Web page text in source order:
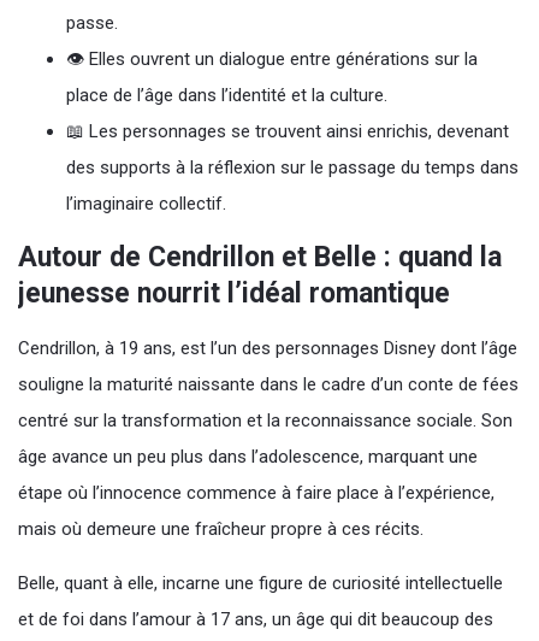
passe.
👁️ Elles ouvrent un dialogue entre générations sur la
place de l’âge dans l’identité et la culture.
📖 Les personnages se trouvent ainsi enrichis, devenant
des supports à la réflexion sur le passage du temps dans
l’imaginaire collectif.
Autour de Cendrillon et Belle : quand la
jeunesse nourrit l’idéal romantique
Cendrillon, à 19 ans, est l’un des personnages Disney dont l’âge
souligne la maturité naissante dans le cadre d’un conte de fées
centré sur la transformation et la reconnaissance sociale. Son
âge avance un peu plus dans l’adolescence, marquant une
étape où l’innocence commence à faire place à l’expérience,
mais où demeure une fraîcheur propre à ces récits.
Belle, quant à elle, incarne une figure de curiosité intellectuelle
et de foi dans l’amour à 17 ans, un âge qui dit beaucoup des